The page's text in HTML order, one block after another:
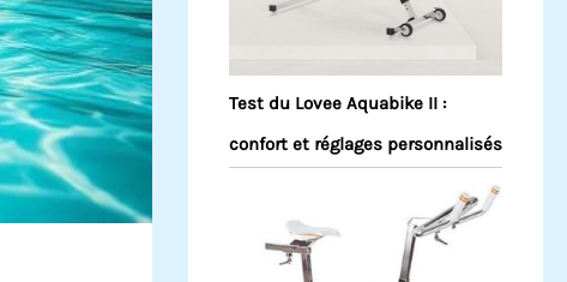
Test du Lovee Aquabike II :
confort et réglages personnalisés